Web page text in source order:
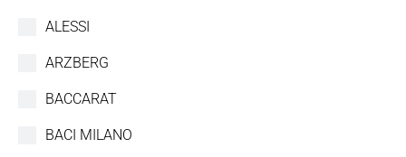
ALESSI
ARZBERG
BACCARAT
BACI MILANO